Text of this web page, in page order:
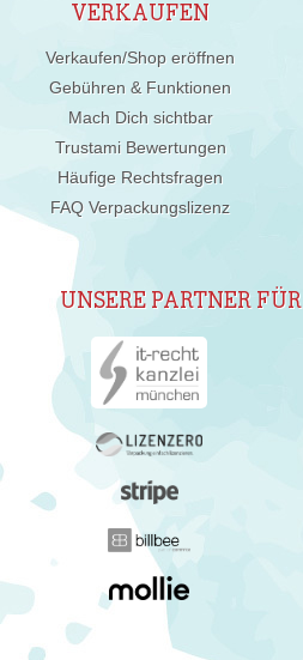
VERKAUFEN
Verkaufen/Shop eröffnen
Gebühren & Funktionen
Mach Dich sichtbar
Trustami Bewertungen
Häufige Rechtsfragen
FAQ Verpackungslizenz
UNSERE PARTNER